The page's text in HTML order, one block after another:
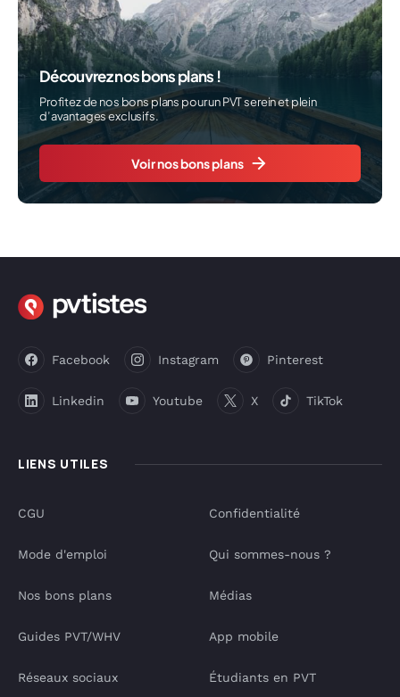
Découvrez nos bons plans !
Profitez de nos bons plans pour un PVT serein et plein
d’avantages exclusifs.
Voir nos bons plans
LIENS UTILES
Facebook Instagram Pinterest
Linkedin Youtube X TikTok
CGU
Mode d'emploi
Nos bons plans
Guides PVT/WHV
Réseaux sociaux
Confidentialité
Qui sommes-nous ?
Médias
App mobile
Étudiants en PVT